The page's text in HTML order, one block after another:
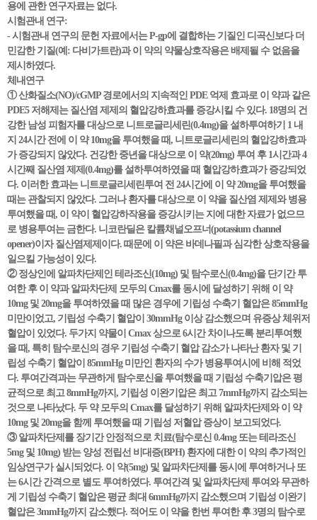
용에 관한 연구자료는 없다.
시험관내 연구:
- 시험관내 연구의 문헌 자료에서는 P-gp에 결합하는 기질인 디곡신보다 더
민감한 기질(예: 다비가트란)과 이 약의 약물상호작용은 배제될 수 없음을
제시하였다.
체내연구
① 산화질소(NO)/cGMP 경로에서의 지속적인 PDE 억제 효과로 이 약과 같은
PDE5 저해제는 질산염 제제의 혈압강하효과를 증강시킬 수 있다. 18명의 건
강한 남성 피험자를 대상으로 니트로글리세린(0.4mg)을 설하투여하기 1 내
지 24시간 전에 이 약 10mg을 투여했을 때, 니트로글리세린의 혈압강하효과
가 증강되지 않았다. 건강한 중년을 대상으로 이 약(20mg) 투여 후 1시간과 4
시간째 질산염 제제(0.4mg)를 설하투여하였을 때 혈압강하효과가 증강되었
다. 이러한 효과는 니트로글리세린투여 전 24시간에 이 약 20mg을 투여했을
때는 관찰되지 않았다. 그러나 환자를 대상으로 이 약을 질산염 제제와 병용
투여했을 때, 이 약이 혈압강하작용을 증강시키는 지에 대한 자료가 없으므
로 병용투여는 금한다. 니코란딜은 칼륨채널오프너(potassium channel
opener)이자 질산염제제이다. 때문에 이 약은 바데나필과 심각한 상호작용을
일으킬 가능성이 있다.
② 정상인에 알파차단제인 테라조신(10mg) 및 탐수로신(0.4mg)을 단기간 투
여한 후 이 약과 알파차단제 모두의 Cmax를 동시에 달성하기 위해 이 약
10mg 및 20mg을 투여하였을 때 많은 경우에 기립성 수축기 혈압은 85mmHg
미만이었고, 기립성 수축기 혈압이 30mmHg 이상 감소했으며 유증상 체위저
혈압이 있었다. 두가지 약물이 Cmax 상으로 6시간 차이나도록 분리투여했
을 때, 특히 탐수로신의 경우 기립성 수축기 혈압 감소가 나타난 환자 및 기
립성 수축기 혈압이 85mmHg 미만인 환자의 수가 병용투여시에 비해 적었
다. 투여간격과는 무관하게 탐수로신을 투여했을 때 기립성 수축기압은 평
균적으로 최고 8mmHg까지, 기립성 이완기압은 최고 7mmHg까지 감소되는
것으로 나타났다. 두 약 모두의 Cmax를 달성하기 위해 알파차단제와 이 약
10mg 및 20mg을 함께 투여했을 때 기립성 저혈압 증상이 보고되었다.
③ 알파차단제를 장기간 안정적으로 치료(탐수로신 0.4mg 또는 테라조신
5mg 및 10mg) 받는 양성 전립선 비대증(BPH) 환자에 대한 이 약의 추가적인
임상연구가 실시되었다. 이 약(5mg) 및 알파차단제를 동시에 투여하거나 또
는 6시간 간격으로 별도 투여하였다. 투여간격 및 알파차단제 투여와 무관하
게 기립성 수축기 혈압은 평균 최대 6mmHg까지 감소했으며 기립성 이완기
혈압은 3mmHg까지 감소했다. 적어도 이 약을 한번 투여한 후 3명의 탐수로